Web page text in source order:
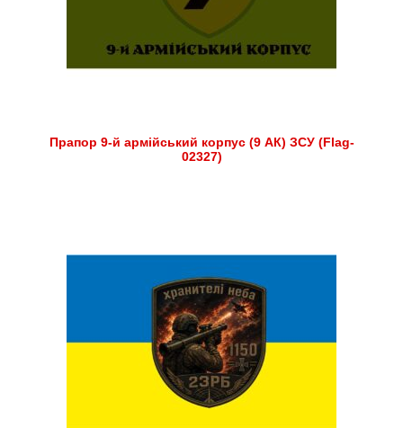
Прапор 9-й армійський корпус (9 АК) ЗСУ (Flag-
02327)